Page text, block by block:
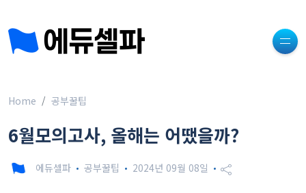
Home 공부꿀팁
6월모의고사, 올해는 어땠을까?
에듀셀파 공부꿀팁 2024년 09월 08일